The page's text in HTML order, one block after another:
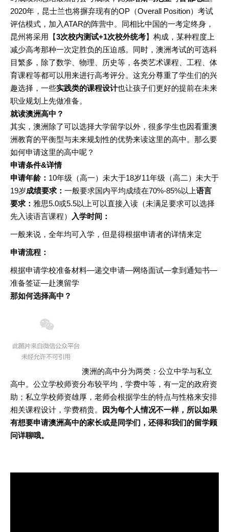
2020年，昆士兰也将摒弃现有的OP（Overall Position）考试
评估模式，加入ATAR的阵营中。同相比中国的一考定终身，
昆州将采用【3次校内测试+1次校外统考】构成，某种程度上
减少高考那种一次定胜负的压迫感。同时，澳洲考试的可选科
目繁多，除了数学、物理、历史等，各类艺术课程、工程、体
育课程等都可以用来进行高考评分。这充分尊重了学生们的兴
趣选择，一些实践类的课程设计也让孩子们更好的提前在未来
职业规划上先做准备。
就读澳洲高中？
其实，澳洲除了可以选择大学留学以外，很多学生也因看重澳
洲教育的平衡型与未来规划性的优势来读这里的高中。那么要
如何申请这里的高中呢？
申请条件&详情
申请年龄： 10年级（高一）未大于18岁11年级（高二）未大于
19岁成绩要求： 一般要求国内平均成绩在70%-85%以上语言
要求： 雅思5.0或5.5以上可以直接入读（未满足要求可以选择
先入读语言课程）
入学时间：
一般来说，全年均可入学，但是得根据申请者的详情来定
申请流程：
根据申请学校准备材料—递交申请—网络面试—拿到通知书—
准备签证—赴澳留学
那如何选择高中？
澳洲的高中分为两类：公立中学与私立
高中。公立学校师资分布较平均，学费中等，有一定的政府资
助；私立学校师资雄厚，老师会根据学生的特点与性格来安排
相关课程设计，学费稍贵。
因为每个人情况不一样，所以如果
有想要申请澳洲高中的家长或是同学们，还得和我们的留学顾
问详聊哦。